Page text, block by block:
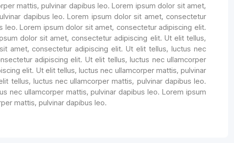
mattis, pulvinar dapibus leo. Lorem ipsum dolor sit amet,
dapibus leo. Lorem ipsum dolor sit amet, consectetur
leo. Lorem ipsum dolor sit amet, consectetur adipiscing elit.
dolor sit amet, consectetur adipiscing elit. Ut elit tellus,
amet, consectetur adipiscing elit. Ut elit tellus, luctus nec
adipiscing elit. Ut elit tellus, luctus nec ullamcorper
elit. Ut elit tellus, luctus nec ullamcorper mattis, pulvinar
tellus, luctus nec ullamcorper mattis, pulvinar dapibus leo.
nec ullamcorper mattis, pulvinar dapibus leo. Lorem ipsum
mattis, pulvinar dapibus leo.